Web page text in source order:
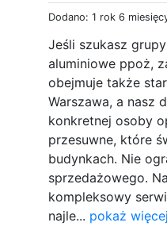
Dodano: 1 rok 6
Jeśli szukasz
aluminiowe ppoż,
obejmuje także
Warszawa, a nasz
konkretnej osoby
przesuwne, które
budynkach. Nie
sprzedażowego.
kompleksowy
najle... pokaż